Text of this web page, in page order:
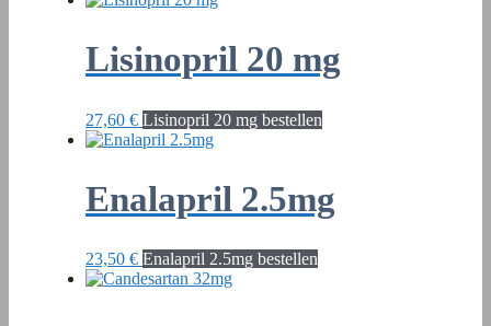
Lisinopril 20 mg
27,60 € Lisinopril 20 mg bestellen
Enalapril 2.5mg
23,50 € Enalapril 2.5mg bestellen